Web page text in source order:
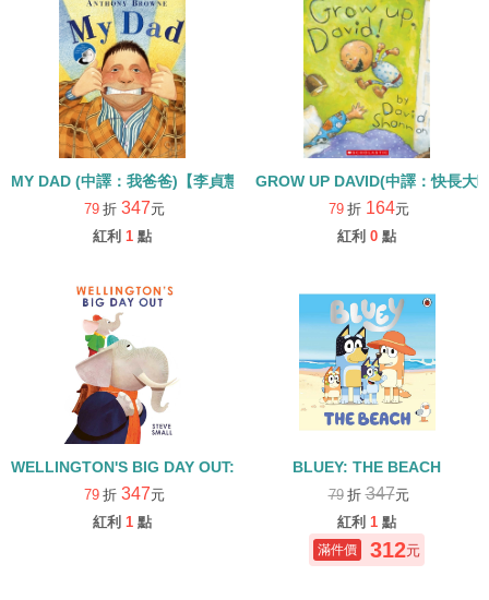
MY DAD (中譯：我爸爸)【李貞慧文法力/父親節
79 折 347元
紅利 1 點
GROW UP DAVID(中譯：快長大
79 折 164元
紅利 0 點
WELLINGTON'S BIG DAY OUT:PERFECT FOR FATHER'S DAY
79 折 347元
紅利 1 點
BLUEY: THE BEACH
79 折347元
紅利 1 點
312元